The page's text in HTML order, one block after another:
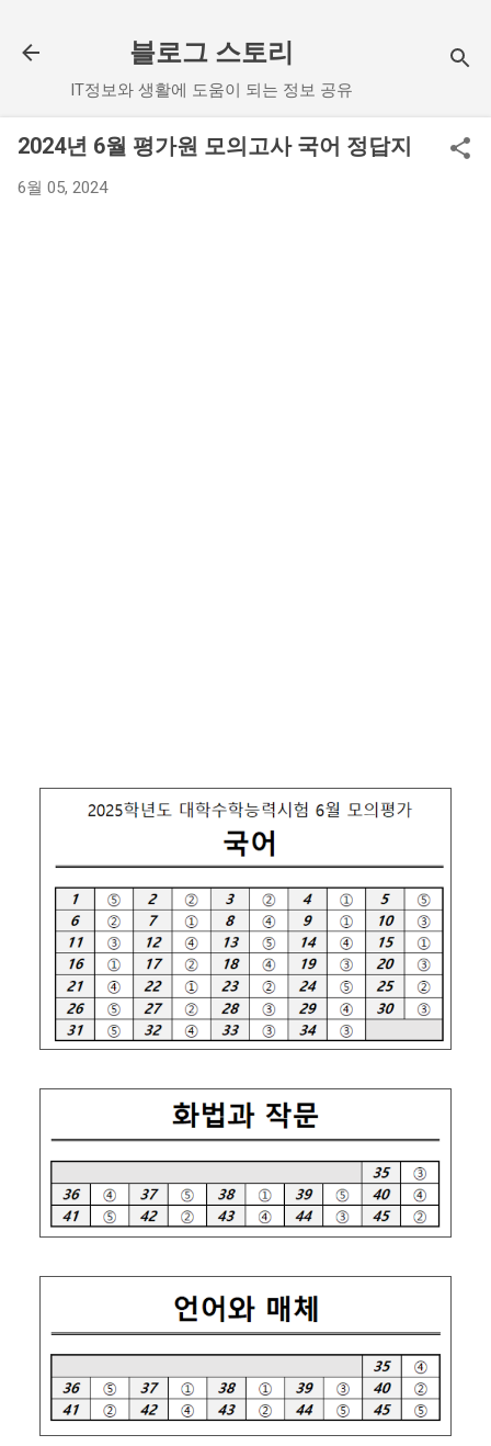
블로그 스토리
IT정보와 생활에 도움이 되는 정보 공유
2024년 6월 평가원 모의고사 국어 정답지
6월 05, 2024